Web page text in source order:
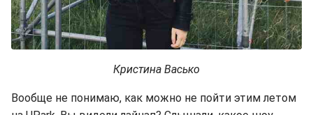
Кристина Васько
Вообще не понимаю, как можно не пойти этим летом